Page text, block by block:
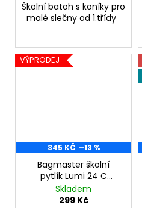
Školní batoh s koníky pro
malé slečny od 1.třídy
VÝPRODEJ
345 KČ –13 %
Bagmaster školní
pytlík Lumi 24 C
dinosaurus
Skladem
299 Kč